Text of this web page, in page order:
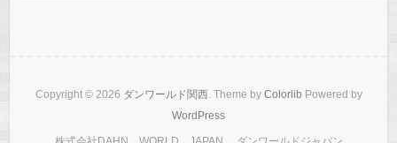
Copyright © 2026 ダンワールド関西. Theme by Colorlib Powered by
WordPress